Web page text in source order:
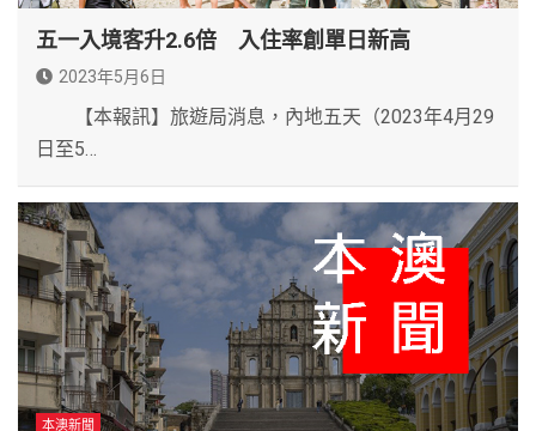
五一入境客升2.6倍 入住率創單日新高
2023年5月6日
【本報訊】旅遊局消息，內地五天（2023年4月29
日至5…
本澳新聞